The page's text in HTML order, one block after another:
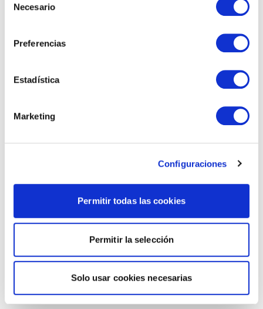
Necesario
Preferencias
Estadística
Marketing
Configuraciones
Permitir todas las cookies
Permitir la selección
Solo usar cookies necesarias